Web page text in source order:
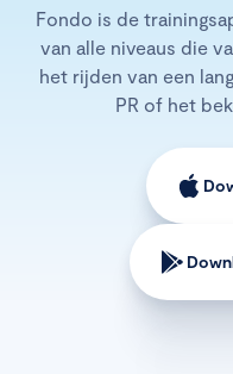
Fondo is de
van alle niveaus die
het rijden van een
PR of het